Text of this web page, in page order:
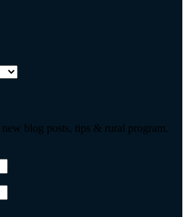
blog posts, tips & rural program.